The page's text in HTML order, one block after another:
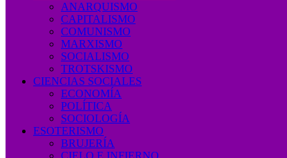
ANARQUISMO
CAPITALISMO
COMUNISMO
MARXISMO
SOCIALISMO
TROTSKISMO
CIENCIAS SOCIALES
ECONOMÍA
POLÍTICA
SOCIOLOGÍA
ESOTERISMO
BRUJERÍA
CIELO E INFIERNO